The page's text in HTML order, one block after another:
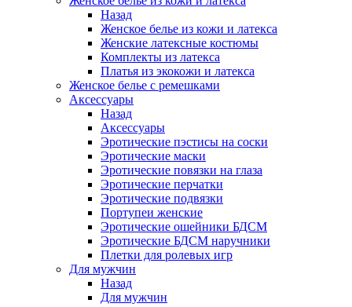
Назад
Женское белье из кожи и латекса
Женские латексные костюмы
Комплекты из латекса
Платья из экокожи и латекса
Женское белье с ремешками
Аксессуары
Назад
Аксессуары
Эротические пэстисы на соски
Эротические маски
Эротические повязки на глаза
Эротические перчатки
Эротические подвязки
Портупеи женские
Эротические ошейники БДСМ
Эротические БДСМ наручники
Плетки для ролевых игр
Для мужчин
Назад
Для мужчин